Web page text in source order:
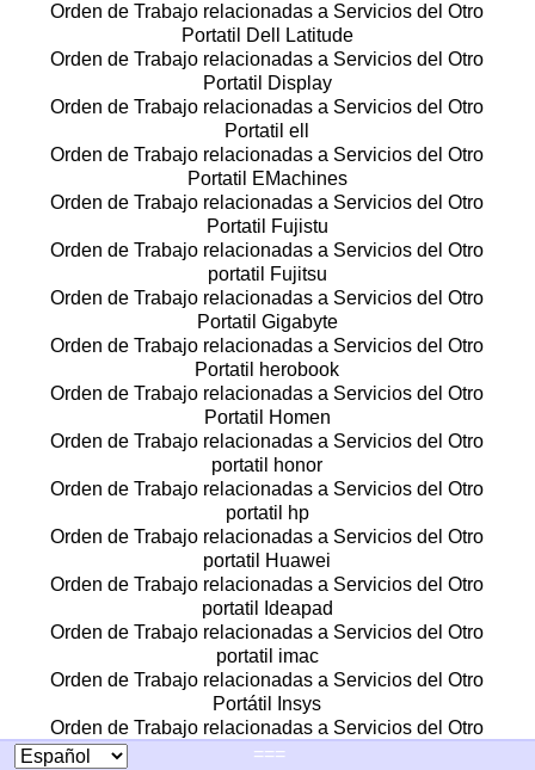
Orden de Trabajo relacionadas a Servicios del Otro
Portatil Dell Latitude
Orden de Trabajo relacionadas a Servicios del Otro
Portatil Display
Orden de Trabajo relacionadas a Servicios del Otro
Portatil ell
Orden de Trabajo relacionadas a Servicios del Otro
Portatil EMachines
Orden de Trabajo relacionadas a Servicios del Otro
Portatil Fujistu
Orden de Trabajo relacionadas a Servicios del Otro
portatil Fujitsu
Orden de Trabajo relacionadas a Servicios del Otro
Portatil Gigabyte
Orden de Trabajo relacionadas a Servicios del Otro
Portatil herobook
Orden de Trabajo relacionadas a Servicios del Otro
Portatil Homen
Orden de Trabajo relacionadas a Servicios del Otro
portatil honor
Orden de Trabajo relacionadas a Servicios del Otro
portatil hp
Orden de Trabajo relacionadas a Servicios del Otro
portatil Huawei
Orden de Trabajo relacionadas a Servicios del Otro
portatil Ideapad
Orden de Trabajo relacionadas a Servicios del Otro
portatil imac
Orden de Trabajo relacionadas a Servicios del Otro
Portátil Insys
Orden de Trabajo relacionadas a Servicios del Otro
Portatil iPad
===